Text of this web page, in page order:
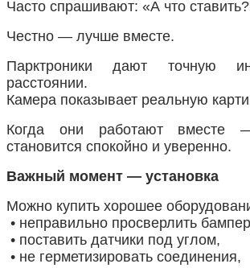
Часто спрашивают: «А что
Честно — лучше вместе.
Парктроники дают точную
расстоянии.
Камера показывает реальную
Когда они работают вместе —
становится спокойно и уверенно.
Важный момент — установка
Можно купить хорошее
• неправильно просверлить
• поставить датчики под углом,
• не герметизировать соединения,